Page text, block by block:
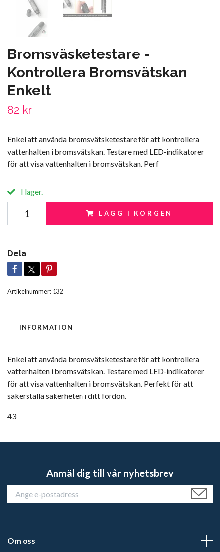
Bromsväsketestare -
Kontrollera Bromsvätskan
Enkelt
82 kr
Enkel att använda bromsvätsketestare för att kontrollera
vattenhalten i bromsvätskan. Testare med LED-indikatorer
för att visa vattenhalten i bromsvätskan. Perf
I lager.
LÄGG I KORGEN
Dela
Artikelnummer: 132
INFORMATION
Enkel att använda bromsvätsketestare för att kontrollera
vattenhalten i bromsvätskan. Testare med LED-indikatorer
för att visa vattenhalten i bromsvätskan. Perfekt för att
säkerställa säkerheten i ditt fordon.
43
Anmäl dig till vår nyhetsbrev
Om oss